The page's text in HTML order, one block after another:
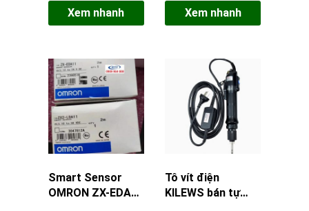
Xem nhanh
Hãng tại ACC55
Xem nhanh
Smart Sensor
OMRON ZX-EDA11
Tô vít điện
KILEWS bán tự